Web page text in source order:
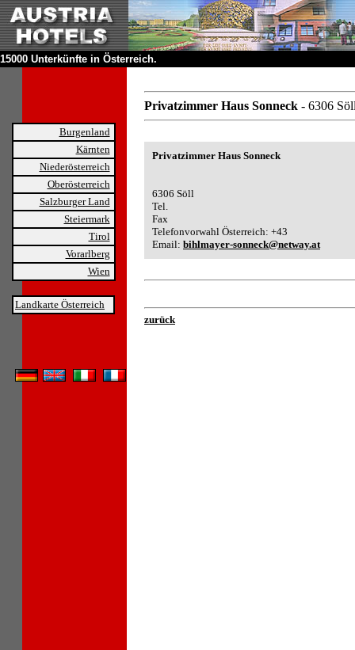
15000 Unterkünfte in Österreich.
Burgenland
Kärnten
Niederösterreich
Oberösterreich
Salzburger Land
Steiermark
Tirol
Vorarlberg
Wien
Landkarte Österreich
Privatzimmer Haus Sonneck - 6306
Privatzimmer Haus Sonneck
6306 Söll
Tel.
Fax
Telefonvorwahl Österreich: +43
Email: bihlmayer-sonneck@netway.at
zurück